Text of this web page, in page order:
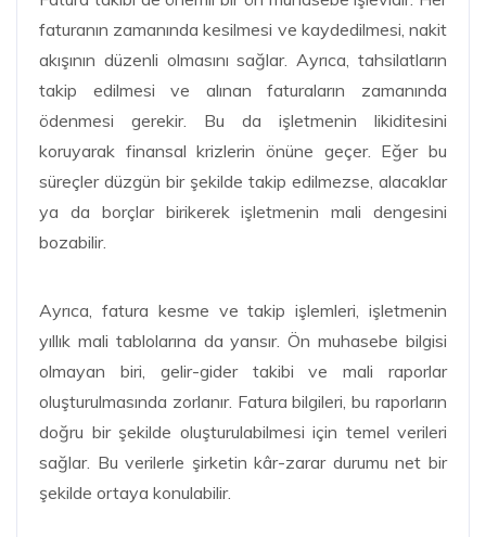
faturanın zamanında kesilmesi ve kaydedilmesi, nakit
akışının düzenli olmasını sağlar. Ayrıca, tahsilatların
takip edilmesi ve alınan faturaların zamanında
ödenmesi gerekir. Bu da işletmenin likiditesini
koruyarak finansal krizlerin önüne geçer. Eğer bu
süreçler düzgün bir şekilde takip edilmezse, alacaklar
ya da borçlar birikerek işletmenin mali dengesini
bozabilir.
Ayrıca, fatura kesme ve takip işlemleri, işletmenin
yıllık mali tablolarına da yansır. Ön muhasebe bilgisi
olmayan biri, gelir-gider takibi ve mali raporlar
oluşturulmasında zorlanır. Fatura bilgileri, bu raporların
doğru bir şekilde oluşturulabilmesi için temel verileri
sağlar. Bu verilerle şirketin kâr-zarar durumu net bir
şekilde ortaya konulabilir.